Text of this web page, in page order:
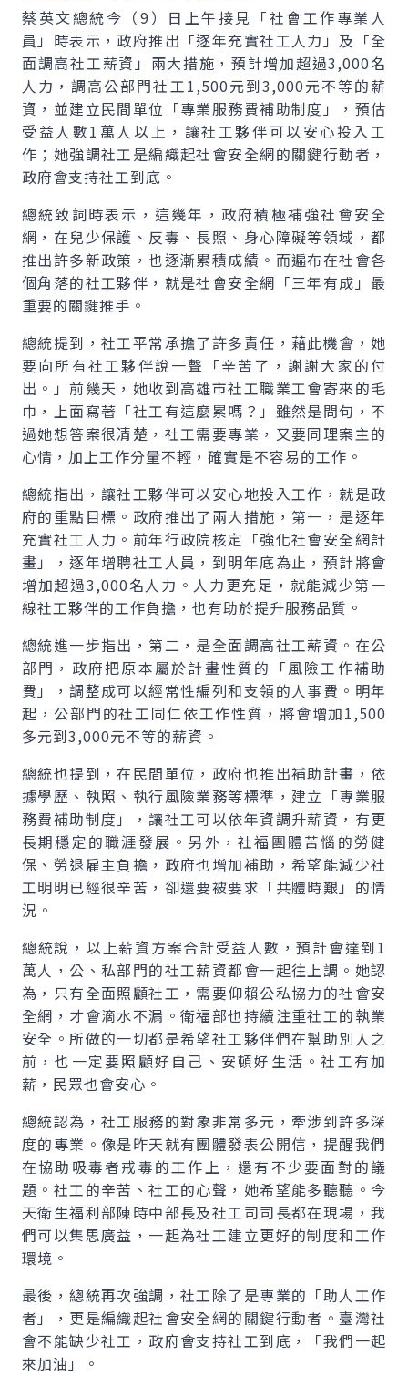
蔡英文總統今（9）日上午接見「社會工作專業人
員」時表示，政府推出「逐年充實社工人力」及「全
面調高社工薪資」兩大措施，預計增加超過3,000名
人力，調高公部門社工1,500元到3,000元不等的薪
資，並建立民間單位「專業服務費補助制度」，預估
受益人數1萬人以上，讓社工夥伴可以安心投入工
作；她強調社工是編織起社會安全網的關鍵行動者，
政府會支持社工到底。
總統致詞時表示，這幾年，政府積極補強社會安全
網，在兒少保護、反毒、長照、身心障礙等領域，都
推出許多新政策，也逐漸累積成績。而遍布在社會各
個角落的社工夥伴，就是社會安全網「三年有成」最
重要的關鍵推手。
總統提到，社工平常承擔了許多責任，藉此機會，她
要向所有社工夥伴說一聲「辛苦了，謝謝大家的付
出。」前幾天，她收到高雄市社工職業工會寄來的毛
巾，上面寫著「社工有這麼累嗎？」雖然是問句，不
過她想答案很清楚，社工需要專業，又要同理案主的
心情，加上工作分量不輕，確實是不容易的工作。
總統指出，讓社工夥伴可以安心地投入工作，就是政
府的重點目標。政府推出了兩大措施，第一，是逐年
充實社工人力。前年行政院核定「強化社會安全網計
畫」，逐年增聘社工人員，到明年底為止，預計將會
增加超過3,000名人力。人力更充足，就能減少第一
線社工夥伴的工作負擔，也有助於提升服務品質。
總統進一步指出，第二，是全面調高社工薪資。在公
部門，政府把原本屬於計畫性質的「風險工作補助
費」，調整成可以經常性編列和支領的人事費。明年
起，公部門的社工同仁依工作性質，將會增加1,500
多元到3,000元不等的薪資。
總統也提到，在民間單位，政府也推出補助計畫，依
據學歷、執照、執行風險業務等標準，建立「專業服
務費補助制度」，讓社工可以依年資調升薪資，有更
長期穩定的職涯發展。另外，社福團體苦惱的勞健
保、勞退雇主負擔，政府也增加補助，希望能減少社
工明明已經很辛苦，卻還要被要求「共體時艱」的情
況。
總統說，以上薪資方案合計受益人數，預計會達到1
萬人，公、私部門的社工薪資都會一起往上調。她認
為，只有全面照顧社工，需要仰賴公私協力的社會安
全網，才會滴水不漏。衛福部也持續注重社工的執業
安全。所做的一切都是希望社工夥伴們在幫助別人之
前，也一定要照顧好自己、安頓好生活。社工有加
薪，民眾也會安心。
總統認為，社工服務的對象非常多元，牽涉到許多深
度的專業。像是昨天就有團體發表公開信，提醒我們
在協助吸毒者戒毒的工作上，還有不少要面對的議
題。社工的辛苦、社工的心聲，她希望能多聽聽。今
天衛生福利部陳時中部長及社工司司長都在現場，我
們可以集思廣益，一起為社工建立更好的制度和工作
環境。
最後，總統再次強調，社工除了是專業的「助人工作
者」，更是編織起社會安全網的關鍵行動者。臺灣社
會不能缺少社工，政府會支持社工到底，「我們一起
來加油」。